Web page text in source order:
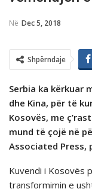
Në Dec 5, 2018
Shpërndaje
Serbia ka kërkuar
dhe Kina, për të
Kosovës, me
mund të çojë në
Associated Press,
Kuvendi i Kosovës
transformimin e